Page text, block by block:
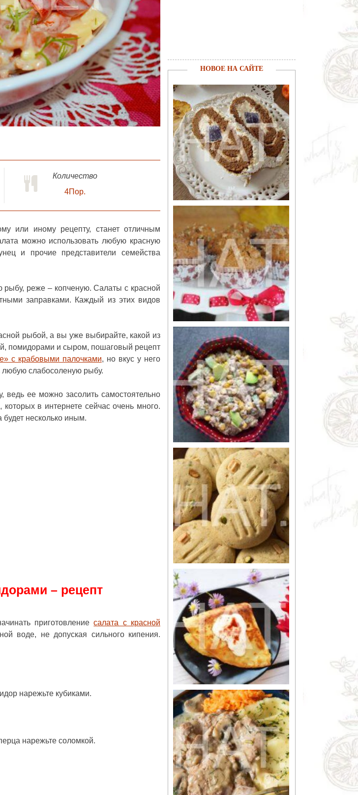
Количество
4Пор.
или иному рецепту, станет отличным
можно использовать любую красную
и прочие представители семейства
рыбу, реже – копченую. Салаты с красной
заправками. Каждый из этих видов
рыбой, а вы уже выбирайте, какой из
помидорами и сыром, пошаговый рецепт
с крабовыми палочками, но вкус у него
любую слабосоленую рыбу.
ведь ее можно засолить самостоятельно
в интернете сейчас очень много.
будет несколько иным.
– рецепт
приготовлениесалата с красной
воде, не допуская сильного кипения.
нарежьте кубиками.
нарежьте соломкой.
НОВОЕ НА САЙТЕ